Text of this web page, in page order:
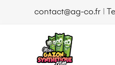
contact@ag-co.fr